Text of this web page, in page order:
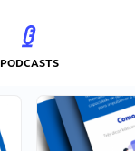
PODCASTS